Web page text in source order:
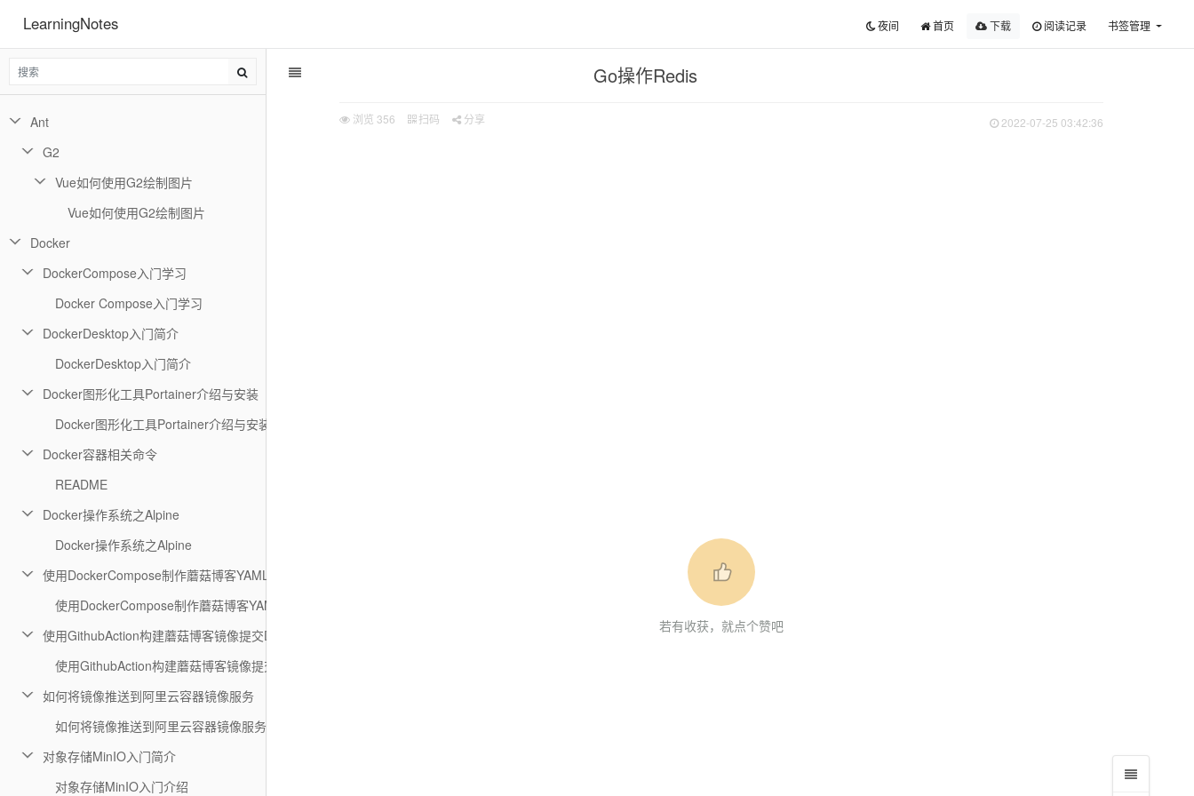
LearningNotes 夜间 首页 下载 阅读记录 书签管理
Go操作Redis
浏览 356 扫码 分享 2022-07-25 03:42:36
若有收获，就点个赞吧
Ant
G2
Vue如何使用G2绘制图片
Vue如何使用G2绘制图片
Docker
DockerCompose入门学习
Docker Compose入门学习
DockerDesktop入门简介
DockerDesktop入门简介
Docker图形化工具Portainer介绍与安装
Docker图形化工具Portainer介绍与安装
Docker容器相关命令
README
Docker操作系统之Alpine
Docker操作系统之Alpine
使用DockerCompose制作蘑菇博客YAML镜像文件
使用DockerCompose制作蘑菇博客YAML镜像文件
使用GithubAction构建蘑菇博客镜像提交DockerHub
使用GithubAction构建蘑菇博客镜像提交DockerHub
如何将镜像推送到阿里云容器镜像服务
如何将镜像推送到阿里云容器镜像服务
对象存储MinIO入门简介
对象存储MinIO入门介绍